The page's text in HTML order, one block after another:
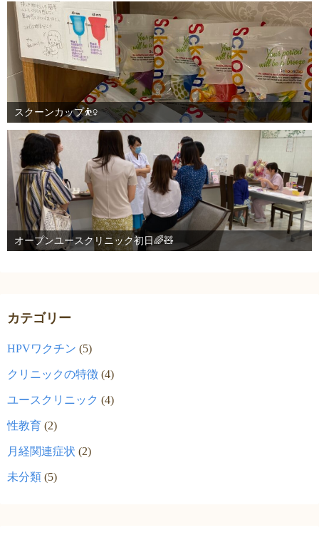
スクーンカップ⛹️‍♀️
オープンユースクリニック初日🌈🧸
カテゴリー
HPVワクチン (5)
クリニックの特徴 (4)
ユースクリニック (4)
性教育 (2)
月経関連症状 (2)
未分類 (5)